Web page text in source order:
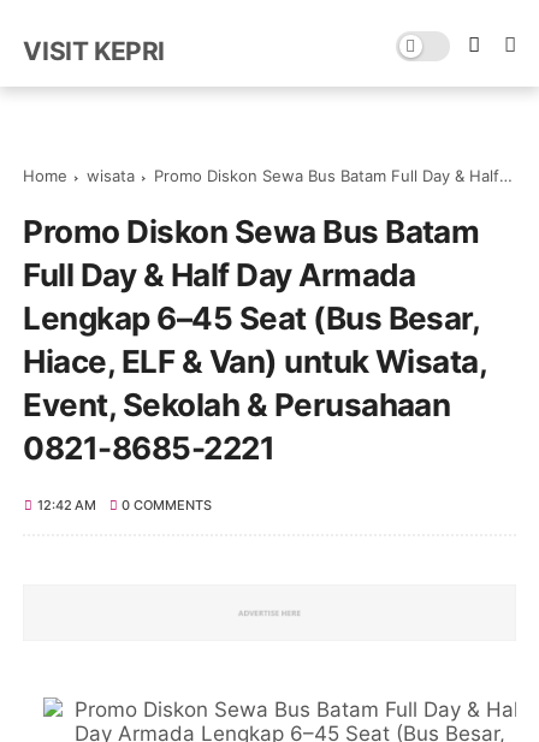
VISIT KEPRI
Home wisata Promo Diskon Sewa Bus Batam Full Day & Half Day Armada Lengkap 6–45 Seat (Bus Besar, Hiace, ELF & Van) untuk Wisata, Event, Sekolah & Perusahaan 0821-8685-2221
Promo Diskon Sewa Bus Batam
Full Day & Half Day Armada
Lengkap 6–45 Seat (Bus Besar,
Hiace, ELF & Van) untuk Wisata,
Event, Sekolah & Perusahaan
0821-8685-2221
12:42 AM 0 COMMENTS